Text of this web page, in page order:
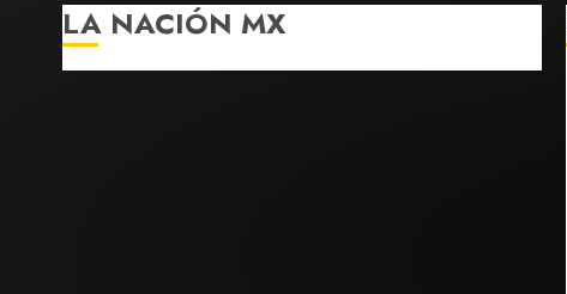
LA NACIÓN MX